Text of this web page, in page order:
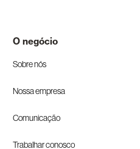
O negócio
Sobre nós
Nossa empresa
Comunicação
Trabalhar conosco